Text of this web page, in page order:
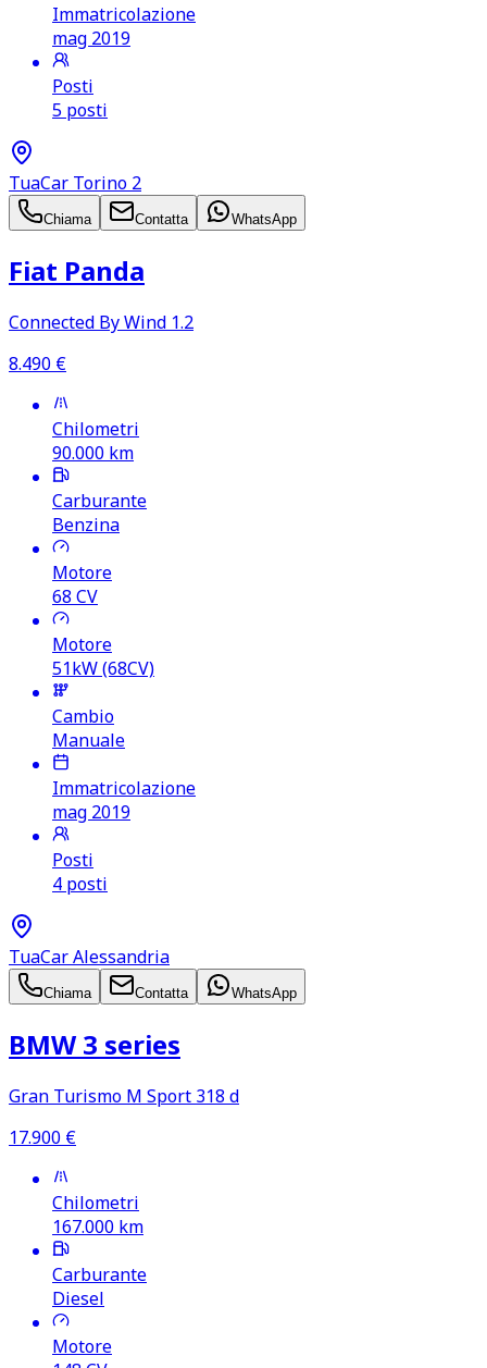
Immatricolazione
mag 2019
Posti
5 posti
TuaCar Torino 2
Chiama Contatta WhatsApp
Fiat Panda
Connected By Wind 1.2
8.490 €
Chilometri
90.000 km
Carburante
Benzina
Motore
68 CV
Motore
51kW (68CV)
Cambio
Manuale
Immatricolazione
mag 2019
Posti
4 posti
TuaCar Alessandria
Chiama Contatta WhatsApp
BMW 3 series
Gran Turismo M Sport 318 d
17.900 €
Chilometri
167.000 km
Carburante
Diesel
Motore